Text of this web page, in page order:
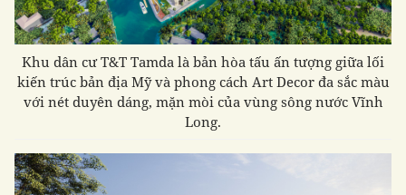
Khu dân cư T&T Tamda là bản hòa tấu ấn tượng giữa lối
kiến trúc bản địa Mỹ và phong cách Art Decor đa sắc màu
với nét duyên dáng, mặn mòi của vùng sông nước Vĩnh
Long.